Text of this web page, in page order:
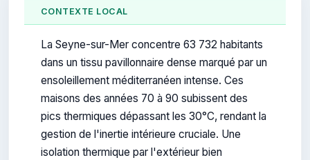
CONTEXTE LOCAL
La Seyne-sur-Mer concentre 63 732 habitants
dans un tissu pavillonnaire dense marqué par un
ensoleillement méditerranéen intense. Ces
maisons des années 70 à 90 subissent des
pics thermiques dépassant les 30°C, rendant la
gestion de l'inertie intérieure cruciale. Une
isolation thermique par l'extérieur bien